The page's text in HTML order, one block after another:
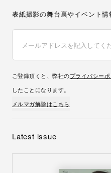
表紙撮影の舞台裏やイベント情
ご登録頂くと、弊社のプライバシー
したことになります。
メルマガ解除はこちら
Latest issue